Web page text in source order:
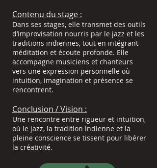
Contenu du stage :
Dans ses stages, elle transmet des outils
d’improvisation nourris par le jazz et les
traditions indiennes, tout en intégrant
méditation et écoute profonde. Elle
accompagne musiciens et chanteurs
vers une expression personnelle où
intuition, imagination et présence se
rencontrent.
Conclusion / Vision :
Une rencontre entre rigueur et intuition,
où le jazz, la tradition indienne et la
pleine conscience se tissent pour libérer
la créativité.